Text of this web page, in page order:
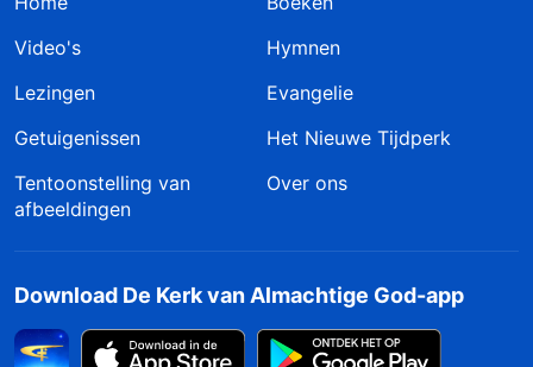
Video's
Hymnen
Lezingen
Evangelie
Getuigenissen
Het Nieuwe Tijdperk
Tentoonstelling van
afbeeldingen
Over ons
Download De Kerk van Almachtige God-app